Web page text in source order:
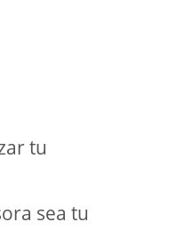
tu
sea tu